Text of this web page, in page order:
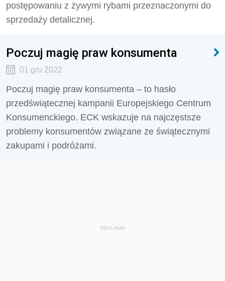
postępowaniu z żywymi rybami przeznaczonymi do
sprzedaży detalicznej.
Poczuj magię praw konsumenta
01 gru 2022
Poczuj magię praw konsumenta – to hasło
przedświątecznej kampanii Europejskiego Centrum
Konsumenckiego. ECK wskazuje na najczęstsze
problemy konsumentów związane ze świątecznymi
zakupami i podróżami.
REKLAMA